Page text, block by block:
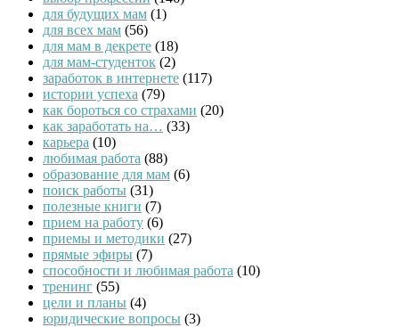
для будущих мам (1)
для всех мам (56)
для мам в декрете (18)
для мам-студенток (2)
заработок в интернете (117)
истории успеха (79)
как бороться со страхами (20)
как заработать на… (33)
карьера (10)
любимая работа (88)
образование для мам (6)
поиск работы (31)
полезные книги (7)
прием на работу (6)
приемы и методики (27)
прямые эфиры (7)
способности и любимая работа (10)
тренинг (55)
цели и планы (4)
юридические вопросы (3)